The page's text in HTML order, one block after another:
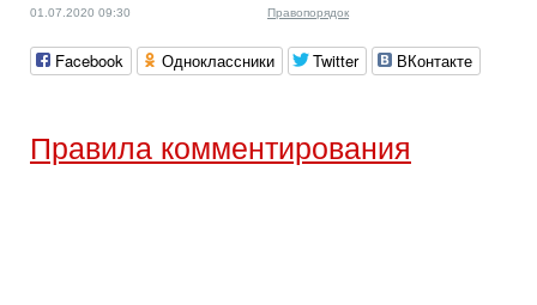
01.07.2020 09:30 Правопорядок
Facebook Одноклассники Twitter ВКонтакте
Правила комментирования